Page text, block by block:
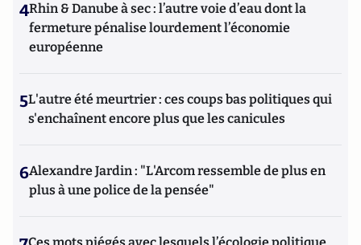
4Rhin & Danube à sec : l’autre voie d’eau dont la
fermeture pénalise lourdement l’économie
européenne
5L'autre été meurtrier : ces coups bas politiques qui
s'enchaînent encore plus que les canicules
6Alexandre Jardin : "L'Arcom ressemble de plus en
plus à une police de la pensée"